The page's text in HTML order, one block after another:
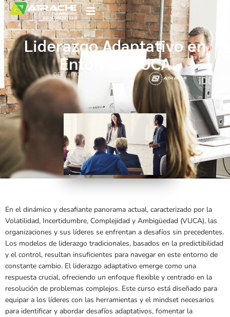
Liderazgo Adaptativo en
Entornos VUCA
CERTIFICACIÓN:
En el dinámico y desafiante panorama actual, caracterizado por la
Volatilidad, Incertidumbre, Complejidad y Ambigüedad (VUCA), las
organizaciones y sus líderes se enfrentan a desafíos sin precedentes.
Los modelos de liderazgo tradicionales, basados en la predictibilidad
y el control, resultan insuficientes para navegar en este entorno de
constante cambio. El liderazgo adaptativo emerge como una
respuesta crucial, ofreciendo un enfoque flexible y centrado en la
resolución de problemas complejos. Este curso está diseñado para
equipar a los líderes con las herramientas y el mindset necesarios
para identificar y abordar desafíos adaptativos, fomentar la